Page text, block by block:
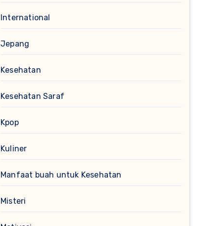
International
Jepang
Kesehatan
Kesehatan Saraf
Kpop
Kuliner
Manfaat buah untuk Kesehatan
Misteri